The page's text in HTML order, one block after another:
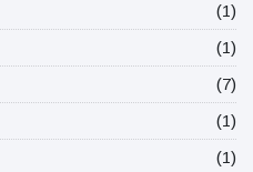
(1)
(1)
(7)
(1)
(1)